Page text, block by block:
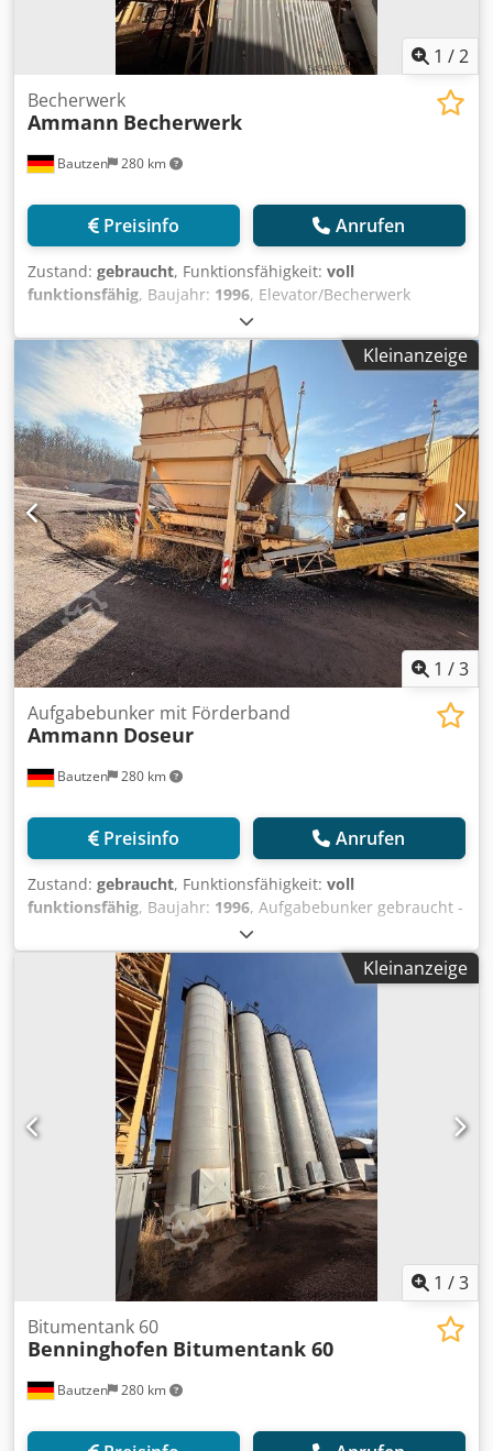
1 /2
Bautzen 280 km
Becherwerk
Ammann Becherwerk
Preisinfo Anrufen
Zustand: gebraucht, Funktionsfähigkeit: voll
funktionsfähig, Baujahr: 1996, Elevator/Becherwerk
Cedpfx Ajzq S Dajmyerf Einsatz als RC Material
Förderanlage H 26 m
Kleinanzeige
1 /3
Bautzen 280 km
Aufgabebunker mit Förderband
Ammann Doseur
Preisinfo Anrufen
Zustand: gebraucht, Funktionsfähigkeit: voll
funktionsfähig, Baujahr: 1996, Aufgabebunker gebraucht -
Abzugsband Crsdpfx Amezq S Avjysf -Förderband
Kleinanzeige
1 /3
Bautzen 280 km
Bitumentank 60
Benninghofen Bitumentank 60